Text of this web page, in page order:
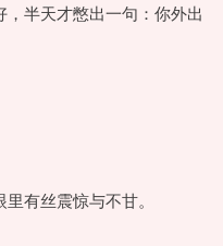
半天才憋出一句：你外出
有丝震惊与不甘。